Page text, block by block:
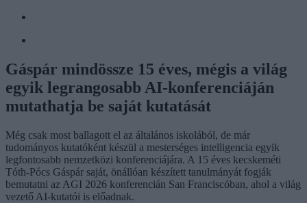
Gáspár mindössze 15 éves, mégis a világ
egyik legrangosabb AI-konferenciáján
mutathatja be saját kutatását
Még csak most ballagott el az általános iskolából, de már
tudományos kutatóként készül a mesterséges intelligencia egyik
legfontosabb nemzetközi konferenciájára. A 15 éves kecskeméti
Tóth-Pócs Gáspár saját, önállóan készített tanulmányát fogják
bemutatni az AGI 2026 konferencián San Franciscóban, ahol a világ
vezető AI-kutatói is előadnak.